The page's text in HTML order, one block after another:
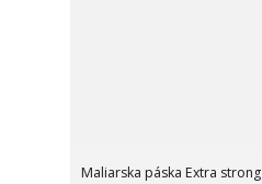
Maliarska páska Extra strong